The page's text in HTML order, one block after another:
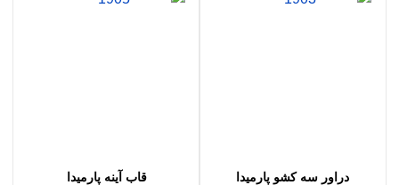
دراور سه کشو پارمیدا قاب آینه پارمیدا